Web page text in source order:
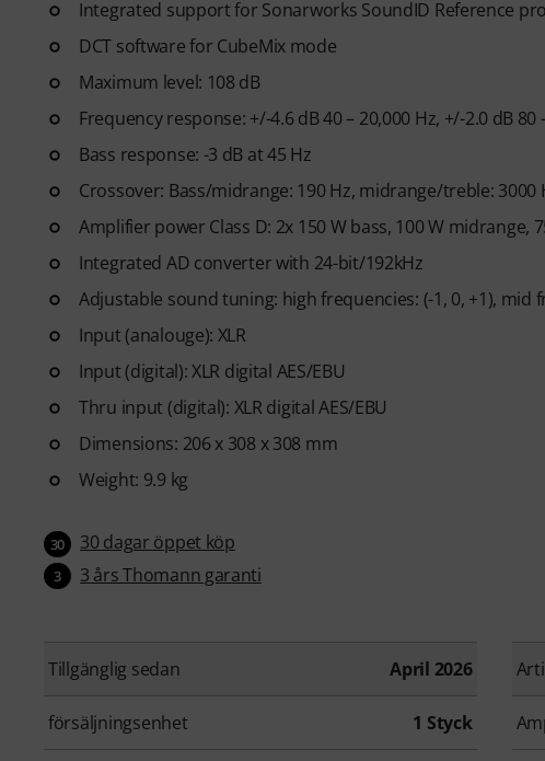
Integrated support for Sonarworks SoundID Reference
DCT software for CubeMix mode
Maximum level: 108 dB
Frequency response: +/-4.6 dB 40 – 20,000 Hz, +/-2.0 dB 80
Bass response: -3 dB at 45 Hz
Crossover: Bass/midrange: 190 Hz, midrange/treble: 3000
Amplifier power Class D: 2x 150 W bass, 100 W midrange,
Integrated AD converter with 24-bit/192kHz
Adjustable sound tuning: high frequencies: (-1, 0, +1), mid
Input (analouge): XLR
Input (digital): XLR digital AES/EBU
Thru input (digital): XLR digital AES/EBU
Dimensions: 206 x 308 x 308 mm
Weight: 9.9 kg
30 30 dagar öppet köp
3 3 års Thomann garanti
Tillgänglig sedan April 2026
försäljningsenhet 1 Styck